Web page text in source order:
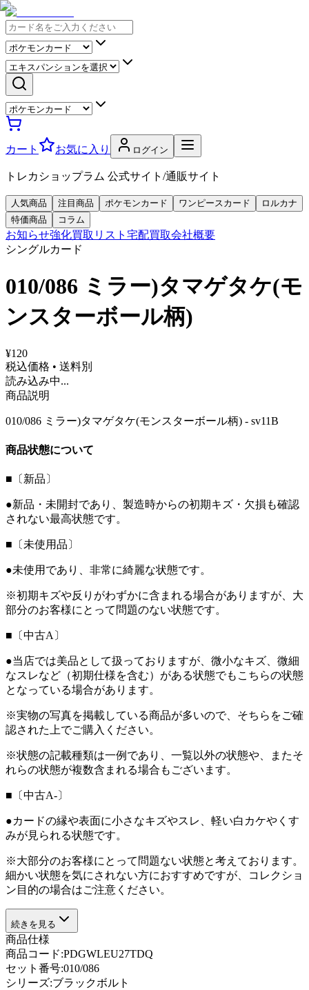
カート お気に入り ログイン
トレカショップラム 公式サイト/通販サイト
人気商品 注目商品 ポケモンカード ワンピースカード
ロルカナ
特価商品
コラム
お知らせ強化買取リスト 宅配買取会社概要
シングルカード
010/086 ミラー)タマゲタケ(モ
ンスターボール柄)
¥120
税込価格 • 送料別
読み込み中...
商品説明
010/086 ミラー)タマゲタケ(モンスターボール柄) - sv11B
商品状態について
■〔新品〕
●新品・未開封であり、製造時からの初期キズ・欠損も確認
されない最高状態です。
■〔未使用品〕
●未使用であり、非常に綺麗な状態です。
※初期キズや反りがわずかに含まれる場合がありますが、大
部分のお客様にとって問題のない状態です。
■〔中古A〕
●当店では美品として扱っておりますが、微小なキズ、微細
なスレなど（初期仕様を含む）がある状態でもこちらの状態
となっている場合があります。
※実物の写真を掲載している商品が多いので、そちらをご確
認された上でご購入ください。
※状態の記載種類は一例であり、一覧以外の状態や、またそ
れらの状態が複数含まれる場合もございます。
■〔中古A-〕
●カードの縁や表面に小さなキズやスレ、軽い白カケやくす
みが見られる状態です。
※大部分のお客様にとって問題ない状態と考えております。
細かい状態を気にされない方におすすめですが、コレクショ
ン目的の場合はご注意ください。
続きを見る
商品仕様
商品コード:PDGWLEU27TDQ
セット番号:010/086
シリーズ:ブラックボルト